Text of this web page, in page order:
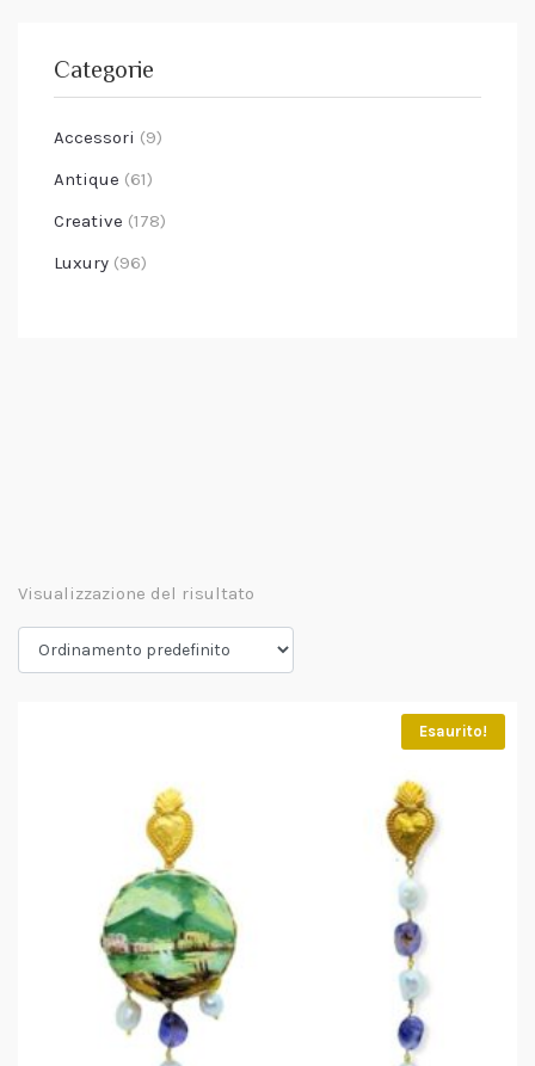
Visualizzazione del risultato
Esaurito!
Categorie
Accessori (9)
Antique (61)
Creative (178)
Luxury (96)